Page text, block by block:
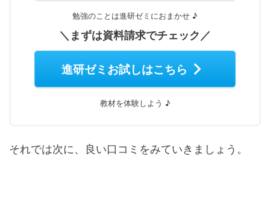
勉強のことは進研ゼミにおまかせ ♪
＼まずは資料請求でチェック／
進研ゼミお試しはこちら
教材を体験しよう ♪
それでは次に、良い口コミをみていきましょう。